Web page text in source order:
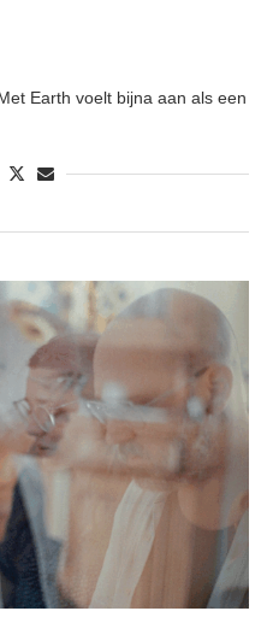
Earth voelt bijna aan als een